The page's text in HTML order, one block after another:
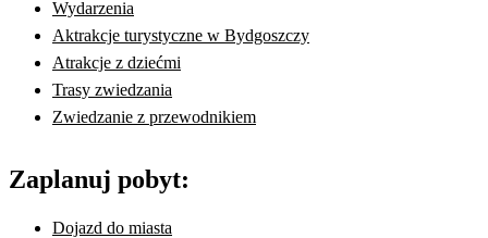
Wydarzenia
Aktrakcje turystyczne w Bydgoszczy
Atrakcje z dziećmi
Trasy zwiedzania
Zwiedzanie z przewodnikiem
Zaplanuj pobyt:
Dojazd do miasta